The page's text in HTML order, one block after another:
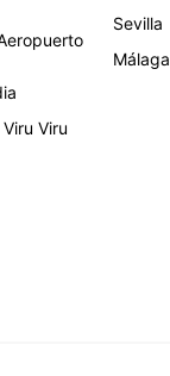
Viru
Sevilla
Málaga